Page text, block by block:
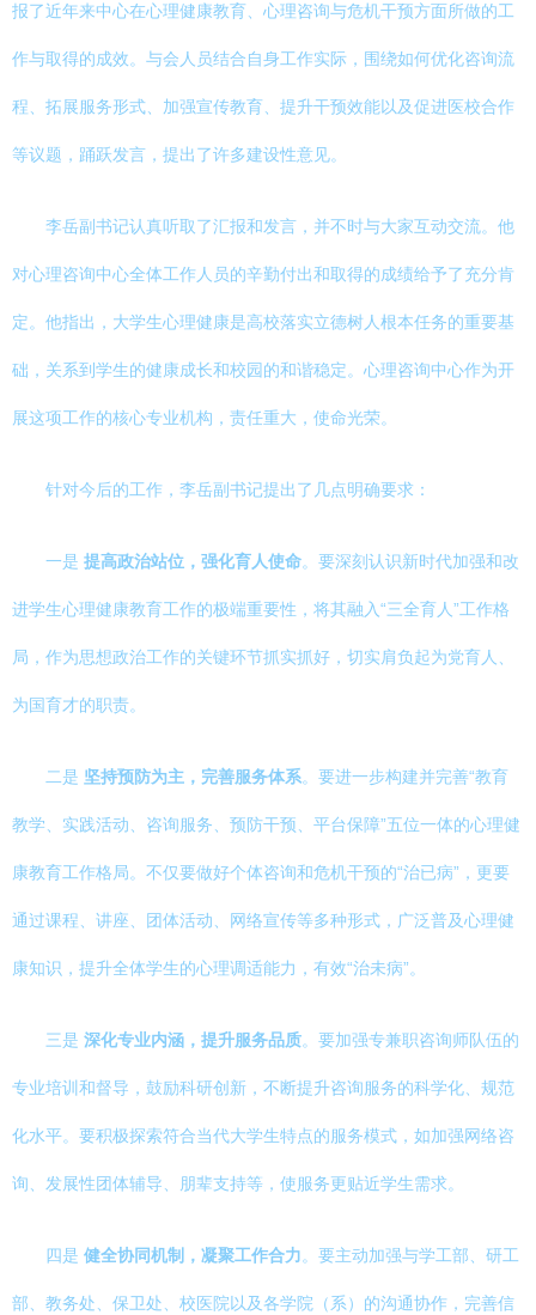
报了近年来中心在心理健康教育、心理咨询与危机干预方面所做的工
作与取得的成效。与会人员结合自身工作实际，围绕如何优化咨询流
程、拓展服务形式、加强宣传教育、提升干预效能以及促进医校合作
等议题，踊跃发言，提出了许多建设性意见。
李岳副书记认真听取了汇报和发言，并不时与大家互动交流。他
对心理咨询中心全体工作人员的辛勤付出和取得的成绩给予了充分肯
定。他指出，大学生心理健康是高校落实立德树人根本任务的重要基
础，关系到学生的健康成长和校园的和谐稳定。心理咨询中心作为开
展这项工作的核心专业机构，责任重大，使命光荣。
针对今后的工作，李岳副书记提出了几点明确要求：
一是 提高政治站位，强化育人使命。要深刻认识新时代加强和改
进学生心理健康教育工作的极端重要性，将其融入“三全育人”工作格
局，作为思想政治工作的关键环节抓实抓好，切实肩负起为党育人、
为国育才的职责。
二是 坚持预防为主，完善服务体系。要进一步构建并完善“教育
教学、实践活动、咨询服务、预防干预、平台保障”五位一体的心理健
康教育工作格局。不仅要做好个体咨询和危机干预的“治已病”，更要
通过课程、讲座、团体活动、网络宣传等多种形式，广泛普及心理健
康知识，提升全体学生的心理调适能力，有效“治未病”。
三是 深化专业内涵，提升服务品质。要加强专兼职咨询师队伍的
专业培训和督导，鼓励科研创新，不断提升咨询服务的科学化、规范
化水平。要积极探索符合当代大学生特点的服务模式，如加强网络咨
询、发展性团体辅导、朋辈支持等，使服务更贴近学生需求。
四是 健全协同机制，凝聚工作合力。要主动加强与学工部、研工
部、教务处、保卫处、校医院以及各学院（系）的沟通协作，完善信